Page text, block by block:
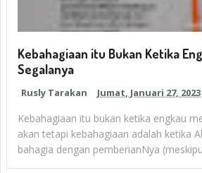
Kebahagiaan itu Bukan Ketika
Segalanya
Rusly Tarakan Jumat, Januari 27, 2023
Kebahagiaan itu bukan ketika engkau
akan tetapi kebahagiaan adalah ketika
bahagia dengan pemberianNya